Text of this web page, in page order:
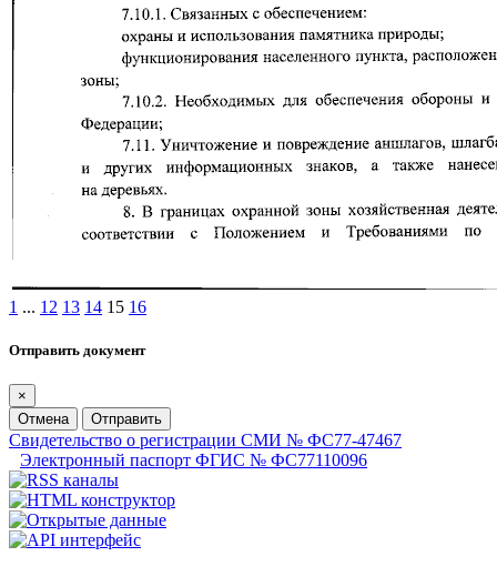
1 ... 12 13 14 15 16
Отправить документ
×
Отмена
Отправить
Свидетельство о регистрации СМИ № ФС77-47467
Электронный паспорт ФГИС № ФС77110096